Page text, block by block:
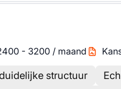
- 3200 / maand
structuur